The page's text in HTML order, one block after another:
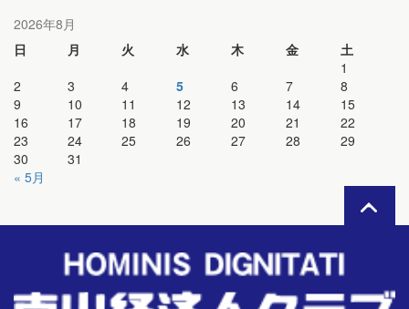
2026年8月
日
月 火 水 木 金
土
1
2
3 4 5 6 7
8
9
10 11 12 13 14
15
16
17 18 19 20 21
22
23
24 25 26 27 28
29
30
31
« 5月